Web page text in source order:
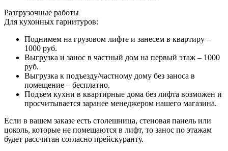
Разгрузочные работы
Для кухонных гарнитуров:
Поднимем на грузовом лифте и занесем в квартиру –
1000 руб.
Выгрузка и занос в частный дом на первый этаж – 1000
руб.
Выгрузка к подъезду/частному дому без заноса в
помещение – бесплатно.
Подъем кухни в квартирные дома без лифта возможен и
просчитывается заранее менеджером нашего магазина.
Если в вашем заказе есть столешница, стеновая панель или
цоколь, которые не помещаются в лифт, то занос по этажам
будет рассчитан согласно прейскуранту.